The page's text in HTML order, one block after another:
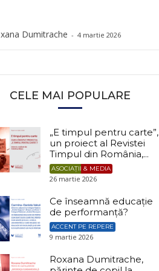
Dumitrache - 4 martie 2026
CELE MAI POPULARE
„E timpul pentru carte”,
un proiect al Revistei
Timpul din România,...
ASOCIAȚII & MEDIA
26 martie 2026
Ce înseamnă educație
de performanță?
ACCENT PE REPERE
9 martie 2026
Roxana Dumitrache,